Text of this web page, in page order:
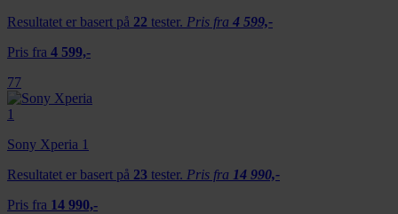
Resultatet er basert på 22 tester. Pris fra 4 599,-
Pris fra 4 599,-
77
Sony Xperia 1
Resultatet er basert på 23 tester. Pris fra 14 990,-
Pris fra 14 990,-